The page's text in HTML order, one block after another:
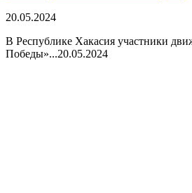
20.05.2024
В Республике Хакасия участники
Победы»...20.05.2024